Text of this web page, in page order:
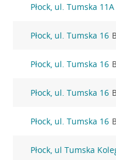
Płock, ul. Tumska 11A
Płock, ul. Tumska 16
Płock, ul. Tumska 16
Płock, ul. Tumska 16
Płock, ul. Tumska 16
Płock, ul Tumska